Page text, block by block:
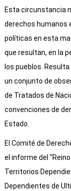
Esta circunstancia
derechos humanos
políticas en esta
que resultan, en la
los pueblos.
un conjunto de
de Tratados de
convenciones de
Estado.
El Comité de
el informe del
Territorios
Dependientes de